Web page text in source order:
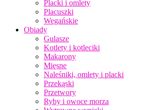
Placki i omlety
Placuszki
Wegańskie
Obiady
Gulasze
Kotlety i kotleciki
Makarony
Mięsne
Naleśniki, omlety i placki
Przekąski
Przetwory
Ryby i owoce morza